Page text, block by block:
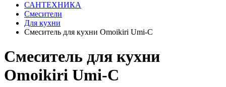
САНТЕХНИКА
Смесители
Для кухни
Смеситель для кухни Omoikiri Umi-C
Смеситель для кухни
Omoikiri Umi-C